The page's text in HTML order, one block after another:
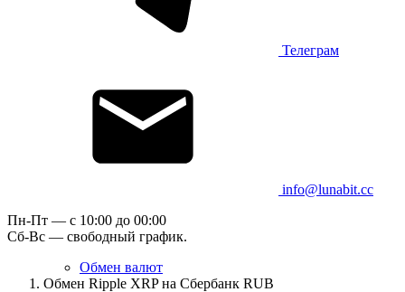
Телеграм
info@lunabit.cc
Пн-Пт — c 10:00 до 00:00
Сб-Вс — свободный график.
Обмен валют
Обмен Ripple XRP на Сбербанк RUB